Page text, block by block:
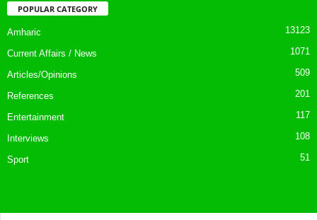
POPULAR CATEGORY
Amharic 13123
Current Affairs / News 1071
Articles/Opinions 509
References 201
Entertainment 117
Interviews 108
Sport 51